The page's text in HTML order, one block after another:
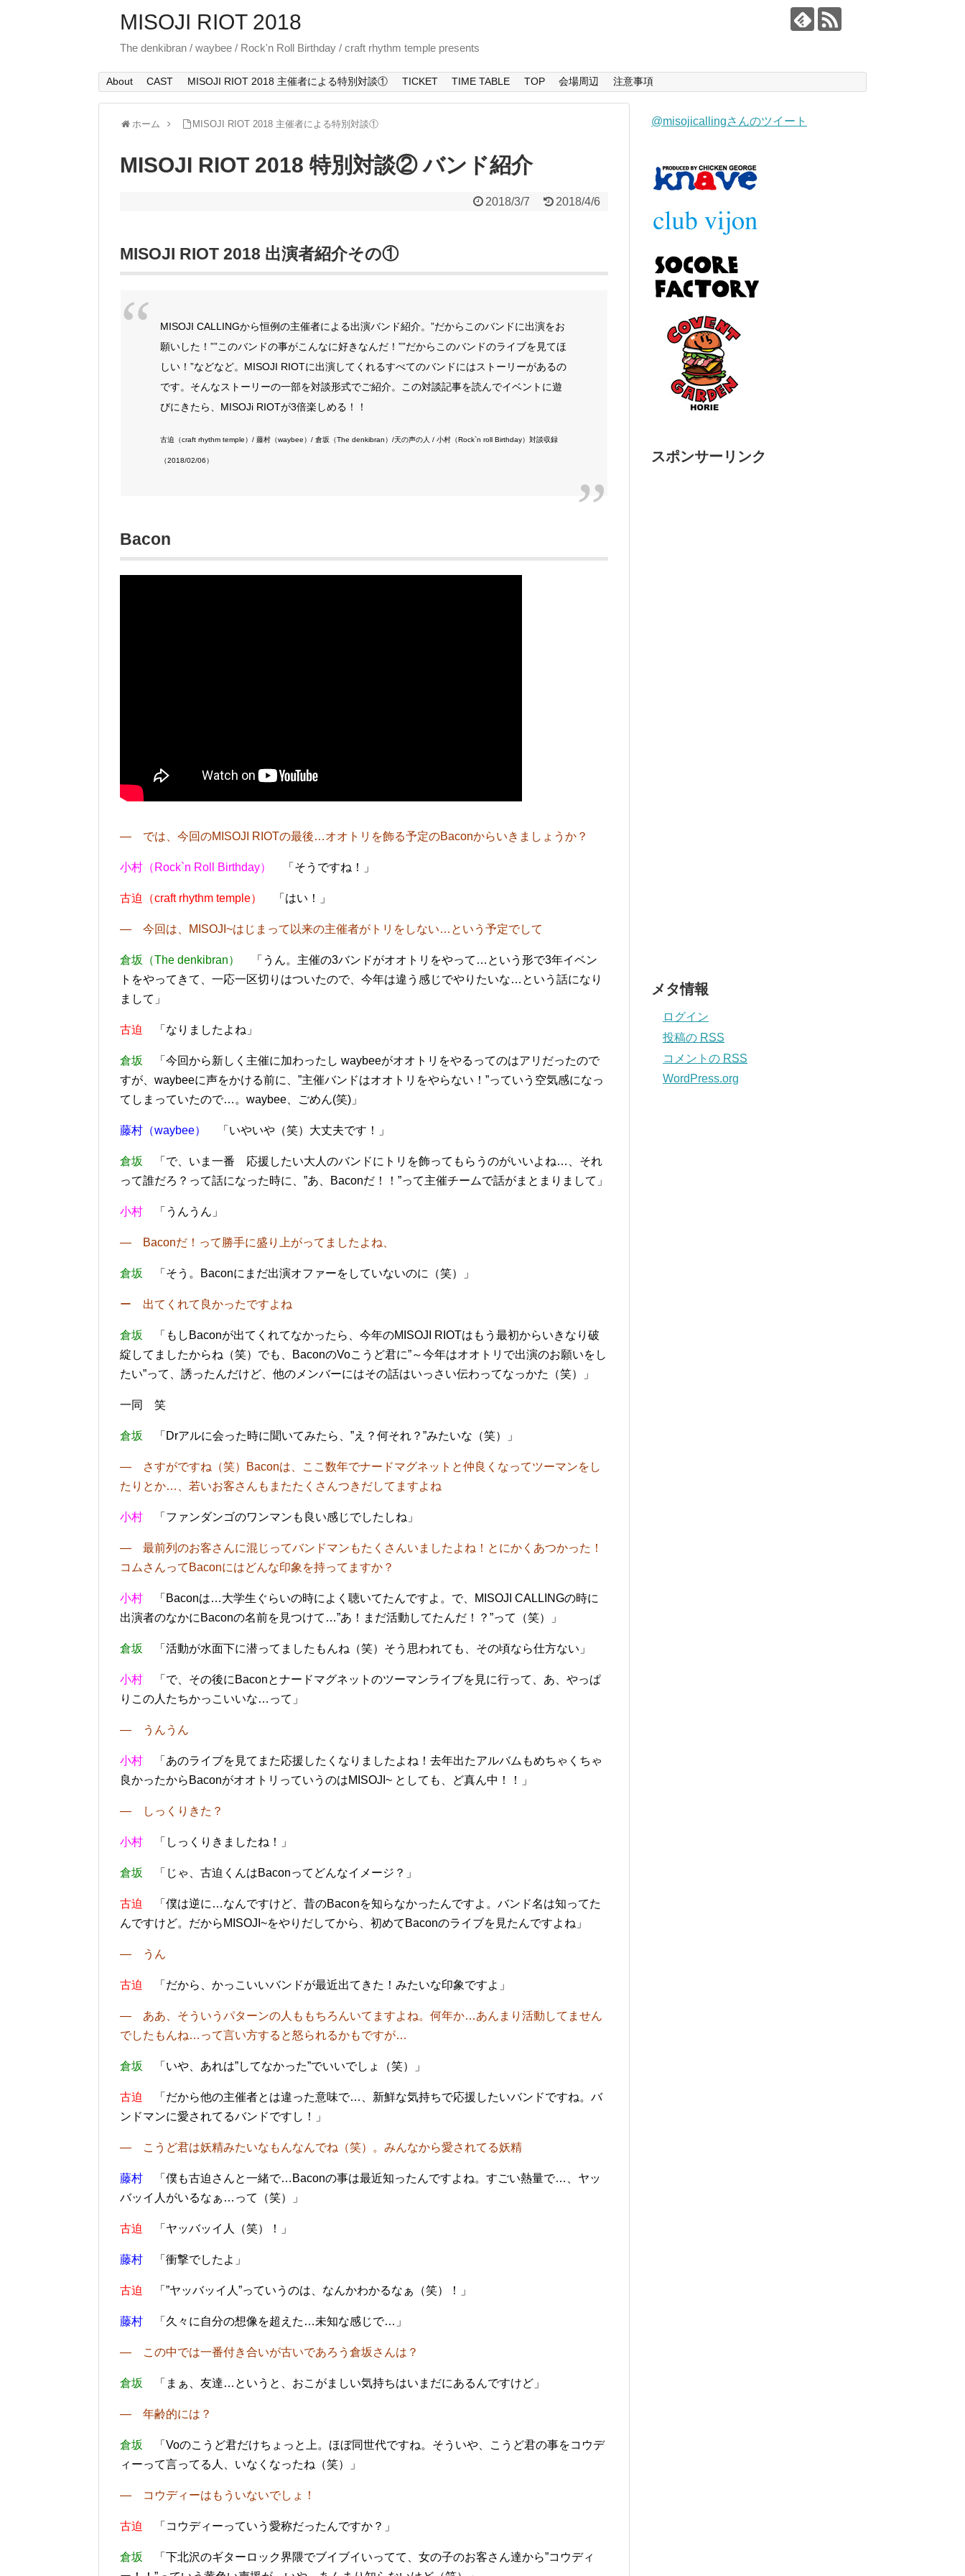
MISOJI RIOT 2018
The denkibran / waybee / Rock'n Roll Birthday / craft rhythm temple presents
About CAST MISOJI RIOT 2018 主催者による特別対談① TICKET TIME TABLE TOP 会場周辺 注意事項
ホーム MISOJI RIOT 2018 主催者による特別対談①
MISOJI RIOT 2018 特別対談② バンド紹介
2018/3/7 2018/4/6
MISOJI RIOT 2018 出演者紹介その①
MISOJI CALLINGから恒例の主催者による出演バンド紹介。”だからこのバンドに出演をお
願いした！””このバンドの事がこんなに好きなんだ！””だからこのバンドのライブを見てほ
しい！”などなど。MISOJI RIOTに出演してくれるすべてのバンドにはストーリーがあるの
です。そんなストーリーの一部を対談形式でご紹介。この対談記事を読んでイベントに遊
びにきたら、MISOJi RIOTが3倍楽しめる！！
古迫（craft rhythm temple）/ 藤村（waybee）/ 倉坂（The denkibran）/天の声の人 / 小村（Rock`n roll Birthday）対談収録
（2018/02/06）
Bacon
― では、今回のMISOJI RIOTの最後…オオトリを飾る予定のBaconからいきましょうか？
小村（Rock`n Roll Birthday） 「そうですね！」
古迫（craft rhythm temple） 「はい！」
― 今回は、MISOJI~はじまって以来の主催者がトリをしない…という予定でして
倉坂（The denkibran）
「うん。主催の3バンドがオオトリをやって…という形で3年イベン
トをやってきて、一応一区切りはついたので、今年は違う感じでやりたいな…という話になり
まして」
古迫 「なりましたよね」
倉坂
「今回から新しく主催に加わったし waybeeがオオトリをやるってのはアリだったので
すが、waybeeに声をかける前に、”主催バンドはオオトリをやらない！”っていう空気感になっ
てしまっていたので…。waybee、ごめん(笑)」
藤村（waybee） 「いやいや（笑）大丈夫です！」
倉坂
「で、いま一番 応援したい大人のバンドにトリを飾ってもらうのがいいよね…、それ
って誰だろ？って話になった時に、”あ、Baconだ！！”って主催チームで話がまとまりまして」
小村 「うんうん」
― Baconだ！って勝手に盛り上がってましたよね、
倉坂 「そう。Baconにまだ出演オファーをしていないのに（笑）」
ー 出てくれて良かったですよね
倉坂
「もしBaconが出てくれてなかったら、今年のMISOJI RIOTはもう最初からいきなり破
綻してましたからね（笑）でも、BaconのVoこうど君に”～今年はオオトリで出演のお願いをし
たい”って、誘ったんだけど、他のメンバーにはその話はいっさい伝わってなっかた（笑）」
一同 笑
倉坂 「Drアルに会った時に聞いてみたら、”え？何それ？”みたいな（笑）」
― さすがですね（笑）Baconは、
ここ数年でナードマグネットと仲良くなってツーマンをし
たりとか…、若いお客さんもまたたくさんつきだしてますよね
小村 「ファンダンゴのワンマンも良い感じでしたしね」
― 最前列のお客さんに混じってバンドマンもたくさんいましたよね！とにかくあつかった！
コムさんってBaconにはどんな印象を持ってますか？
小村 「Baconは…大学生ぐらいの時によく聴いてたんですよ。で、MISOJI CALLINGの時に
出演者のなかにBaconの名前を見つけて…”あ！まだ活動してたんだ！？”って（笑）」
倉坂 「活動が水面下に潜ってましたもんね（笑）そう思われても、その頃なら仕方ない」
小村 「で、その後にBaconとナードマグネットのツーマンライブを見に行って、あ、やっぱ
りこの人たちかっこいいな…って」
― うんうん
小村 「あのライブを見てまた応援したくなりましたよね！去年出たアルバムもめちゃくちゃ
良かったからBaconがオオトリっていうのはMISOJI~ としても、ど真ん中！！」
― しっくりきた？
小村 「しっくりきましたね！」
倉坂 「じゃ、古迫くんはBaconってどんなイメージ？」
古迫
「僕は逆に…なんですけど、昔のBaconを知らなかったんですよ。バンド名は知ってた
んですけど。だからMISOJI~をやりだしてから、初めてBaconのライブを見たんですよね」
― うん
古迫 「だから、かっこいいバンドが最近出てきた！みたいな印象ですよ」
― ああ、そういうパターンの人ももちろんいてますよね。何年か…あんまり活動してません
でしたもんね…って言い方すると怒られるかもですが…
倉坂 「いや、あれは”してなかった”でいいでしょ（笑）」
古迫
「だから他の主催者とは違った意味で…、新鮮な気持ちで応援したいバンドですね。バ
ンドマンに愛されてるバンドですし！」
― こうど君は妖精みたいなもんなんでね（笑）。みんなから愛されてる妖精
藤村 「僕も古迫さんと一緒で…Baconの事は最近知ったんですよね。すごい熱量で…、ヤッ
バッイ人がいるなぁ…って（笑）」
古迫 「 ヤッバッイ人（笑）！ 」
藤村 「衝撃でしたよ」
古迫 「”ヤッバッイ人”っていうのは、なんかわかるなぁ（笑）！ 」
藤村 「久々に自分の想像を超えた…未知な感じで…」
― この中では一番付き合いが古いであろう倉坂さんは？
倉坂 「まぁ、友達…というと、おこがましい気持ちはいまだにあるんですけど」
― 年齢的には？
倉坂
「Voのこうど君だけちょっと上。ほぼ同世代ですね。そういや、こうど君の事をコウデ
ィーって言ってる人、いなくなったね（笑）」
― コウディーはもういないでしょ！
古迫 「コウディーっていう愛称だったんですか？」
倉坂
「下北沢のギターロック界隈でブイブイいってて、女の子のお客さん達から”コウディ
@misojicallingさんのツイート
スポンサーリンク
メタ情報
ログイン
投稿の RSS
コメントの RSS
WordPress.org